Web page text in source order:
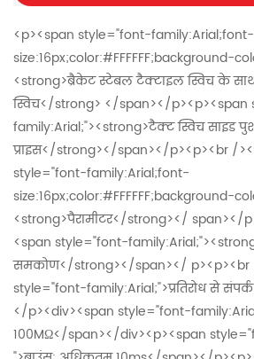
<p><span style="font-family:Arial;font-size:16px;color:#FFFFFF;background-color:#FF6600;"><strong>ब्रैकेट स्टेबल टैक्टाइल स्विच के साथ डबल टाइप टैक्ट स्विच</strong> </span></p><p><span style="font-family:Arial;"><strong>टैक्ट स्विच साइड पुश होलसेल प्राइस</strong></span></p><p><br /></p><p><span style="font-family:Arial;font-size:16px;color:#FFFFFF;background-color:#FF6600;"><strong>पैरामीटर</strong></ span></p><p><br /></p><p><span style="font-family:Arial;"><strong>टैक्ट स्विच समकोण</strong></span></ p><p><br /></p><p><span style="font-family:Arial;">प्रतिरोध से संपर्क करें: ≤100mΩ</span></p><div><span style="font-family:Arial;">इन्सुलेशन प्रतिरोध: 100MΩ</span></div><p><span style="font-family:Arial; ">बाउंस: अधिकतम 10ms</span></p><p><span style="font-family:Arial;">ऑपरेटिंग फोर्स: 160±50 gf</span></p><div><span style="font-family:Arial;">पूरी यात्रा: 0.2±0.1mm</span></div><p><span style="font-family:Arial;">Return Force: 20gf Min</span >> संचालन जीवन: 80,000 चक्र</span></p><p><br /></p><p><span style="font-family:Arial;font-size:16px;color:#FFFFFF;background-color:#FF6600;"><strong>आरेखण</strong></span></p><p><br /></p><p><img src="data : छवि/पीएनजी; बेस 64,iVBORw0KGgoAAAANSUhEUgAAAxcAAAMWCAYAAACDfHuZAAAgAElEQVR4nOzdd3jTVf//8WfSQWlpgVIoG8pQkDJkF6gyVZAhU8pespWhLJnKulW8AUVAKkuRIWWJBQSZUvaeskcLlBYKdO/8/uBLfvauICNt2vJ6XFcums/IeSXQkHfOOZ9jMJlMJkRERERERF6Q0doBREREREQka1BxISIiIiIiFqHiQkRERERELELFhYiIiIiIWISKCxERERERsQgVFyIiIiIiYhEqLkRERERExCJUXIiIiIiIiEWouBAREREREYtQcSEiIiIiIhah4kJERERERCxCxYWIiIiIiFiEigsREREREbEIFRciIiIiImIRKi5ERERERMQiVFyIiIiIiIhFqLgQERERERGLUHEhIiIiIiIWoeJCREREREQsQsWFiIiIiIhYhIoLERERERGxCBUXIiIiIiJiESouRERERETEIlRciIiIiIiIRai4EBERERERi1BxISIiIiIiFqHiQkRERERELELFhYiIiIiIWISKCxERERERsQgVFyIiIiIiYhEqLkRERERExCJUXIiIiIiIiEXYWjuAiIiIiKSN33//nc2bN+Pm5kZgYCCTJk3C1dX1H4+dP38+Z86coWTJkvTv3z+dk0pWoZ4LERERkSzo9u3bdOnShRs3bhAeHs6xY8do0aIFUVFRqY49ceIEH3/8McHBwYwaNYpDhw5ZIbFkBQaTyWSydggRERERsayKFStSr149ZsyYAUBycjIdOnTgwoULHD58OMWx7u7ufPnll3Tt2hU/Pz/69u3LnTt3rBFbMjn1XIiIiIhkUR06dDD/bDQaGTRoEElJSamOi4yMpHXr1gC0atWKu3fvpltGyVpUXIiIiIhkQREREWzfvj3FtpUrVxIdHZ3qWIPB8MT7Ik9LE7pFREREsqANGzbg5eVFaGgonp6e+Pn58ddff7F7925rR5MsTMWFiIiISBZUsmRJnJyc2LZtG3fu3OHQoUM0aNCA/PnzWzuaZGEaFiUiIiKSBY0aNYqyZcty+PBhFi1axPnz5zl8+DATJ060djTJwlRciIiIiGRBq1atYvDgweb5Ey4uLkyZMoWFCxdaOZlkZSouREREJFOJjIykXr161o6R4ZlMJpKTk1NsS0pKMhcbW7Zs4fjx4wAkJCQQEREB8I/rYEhq/v7+TJgwwdoxMhwVFyIiIpKpREdHc/r0aWvHyPDat2/P+PHjiY2NBeDSpUsMGTKE3r17A7B27Vrz5O733nuPgQMHkpycTN++fWnatKnVcmcWN2/e5MaNG9aOkeFoQreIiIhIFjR16lT27NmDq6srdnZ2JCQk8OWXXzJw4EAAcuXKhaurKwCLFy+mTJkyODk54ebmxrlz56wZXTIxrdAtIiIimUpISAilS5dm0KBBXLhwgZ07d3Lr1i127txp7WgZTnJysnldC6PRiKOjo3nfo4+Aj4ZJJSYmEhMTg4ODA3Z2dukfNoP79ttv2bRpE7Vq1aJixYqcPXuWnDlzsmTJEmtHy1BUXIiIiEimcuvWLQoWLJhqu7e3txXSyMti9+7d/O/H5nr16rFt2zYrJcqYNCxKREREMhUbGxvy5s1LcHAwgYGBnDp1Cnt7exo1amTtaJKFLViwAJPJRPXq1SldujQ//fQTBw4csHasDEfFhYiIiGRKRqORYsWKUaxYMWtHkZdAjx49rB0hU9DVokRERERExCJUXIiIiIiIiEWouBAREREREYtQcSEiIiIiIhah4kJERERERCxCxYWIiIiIiFiEigsREREREbEIFRciIiIiImIRKi5ERERERMQiVFyIiIiIiIhFqLgQERERERGLUHEhIiIiIiIWoeJCREREREQsQsWFiIiIiIhYhIoLERERERGxCBUXIi+p5ORkKlasSMGCBVPccubMyfDhw1Mdf/v2bdzd3SlQoAD58uWjbNmyREZGpjpu27ZtTJs2LdX2yMhIihUrRr58+ShatOg/ngswZ84cXFxcKFiwILly5WLSpEkv/mRF5LHu3bvHe++9x+DBg+ncuTMLFix47LEzZsygW7duDB48mHbt2rFt27Z0TJo5ff755xw/fvyJx9y4cYPmzZszevRo4uLi0imZSNpQcSHykjIajezYsYNDhw6Zb/v27cPR0ZF27dqlODYxMREfHx+6du3K4cOHOXLkCNWqVaNJkyZERUWlOPby5cv89ddfKbaZTCa6devGG2+8wdGjR6lbty5dunTBZDKlOO7MmTOMGzeONWvWcOjQIdavX8/06dPZsWNH2rwIIi+55ORkOnXqRGRkJMWLF8fNzY2RI0cSFhaW6tigoCA+++wzChQoQPHixbG3t2fw4MEkJiZaIXnmcPnyZSZNmsSRI0cee0x0dDQtW7bEZDJRqFAh7Ozs0jGhiOXZWjuAiFhP7ty5yZ07t/n+unXr8PDwoGrVqimOu3PnDmXKlGHq1KnY2NgAsHDhQipUqMD333/P0KFDn9jOxYsX2bJlC8HBwWTPnp3vv/+eAgUKcP78eV599VXzcUePHmX27Nk0aNAAgIIFC9K7d29GjhzJvn37LPW0ReT/TJ48mcjISP744w/zh9q4uDg6dOjApk2bUhzbunVrPvzwQz7//HPg4ZcG9erVY9CgQXz33Xfpnj0z+OSTTyhZsiSurq7/uD8pKYlOnTrxyiuv8NNPP2EwGNI5oYjlqbgQEbO5c+fSt2/fVNvz58/P7NmzU2yzsbHB3d2d7NmzAzBr1ixCQ0M5cuQIQUFBjB8/Hnt7ewYNGoSNjQ158uQxH5s9e3bc3NzMhcojHTt2TNV2wYIFcXZ2ttRTFJG/qV+/Pv369UvxbXn37t1p06ZNqmPPnz/PypUrzfcNBgMdO3Zk6dKl6ZI1s9m6dStHjx6lXLlyjz1m0KBB3Lt3j2XLlqmwkCxDw6JEBIArV65w8OBB2rZt+1THL1u2jBMnTlC9enXgYbFhNBoxGAwYDAaMRiPJyckYjc//NhMVFcWsWbOoUaPGcz+GiDxe7dq1cXNzS7EtMDCQ+Pj4VMcmJSURHBycYtv169cfO3/qZZaYmMigQYP4+uuvU32J8sj169dZvHgxq1evJlu2bOmcUCTtqOdCRADw9fWlS5cu5t6Fx1m8eDGTJk3i2rVr7N+/n9dffx2Afv36AfDDDz+wb98+xo8f/1w5li5dyogRI8ibNy/BwcHUqFGDiRMnPtdjicjTu3/ /PleuXGHIkCF89dVXqfZPnDiRbt26sWLFCpydnblw4QKzZ89m7dq1Vkibsc2dOxd3d3datmzJ4sWL//EYk8mEra0t8+bNM28LDAxk4sSJKYarimQ2Ki5EhPj4eBYsWPBUE6dbt27NK6+8wtixY5k0aRIrVqzA1tYybyUXL15k8ODBfPnll1SoUIGYmBiqVq2q4QIi6WDSpEn4+vqSPXt22rdvn2p/7969GTt2LG+++SYuLi7cvn2b8uXL4+3tbYW0Gdfdu3f5/PPP2bZt2xPfu5KSkjCZTCkmz+/fv59+/fppmJRkahoWJSKsXbuWsmXLUqZMmX89NkeOHHh5eeHv78/x48dTTeQsVqwYnp6ez5Wjf//+vPvuu3Tr1o3KlStTu3ZtDRcQSSfTpk0jLCyMcuXK8cEHH6Ta3759e95++23u3r3L1atXuX37Nvfu3WPy5MlWSJtx9ejRAxsbG/r06UPt2rX5888/GTlyJMuWLUtxnK2tLS4uLnzxxRfm286dO9m/f796ayVTU8+FyFPau3cvXl5e1o6RJh43kfvvcyZMJlOKb9KyZctG9erVzeO1IyMjiY+Pp0qVKlSpUoWwsDBsbGzImTOn+fy/+/v9R+0UL1481ZWqsqKQkBAiIiIoWbKktaOIpGBjY8OECRPw8fFJtW/Hjh0cPnzY/D7g4uLChx9+yC+// MLo0aPTO2qq95SMYsaMGVy/ft3coztixAiaNm1qvgre/76v/p2joyMtWrRI38DP4EXn0cnLQf9CRJ5S7dq1SU5OtnYMi/vrr784ffo0LVu2TLXP29ubGzducOvWLV555RXu3r1r3hcSEsLWrVuJiYkBoEGDBpQqVSrF7ZVXXiE0NJRs2bIREhLC1atXAczfembLlo3Tp0/TrFmz9HmyGcSyZcv45ptvrB1DMpARI0ZY5cPynDlz2LNnT4ptERER5vc6f39/83BJk8lk/n1/JDIykoSEhPQJ+zd37txJ8X6UkXh4ePDmm29Su3ZtateuTZ48eShbtiz58uUD4P333+fAgQM4ODhw9+5dDh48aD43OTmZ7du3c+/ePWvFf6zw8HAqVqxo7RiSCajnQuQlN2/ePHr06IG9vX2qfcHBwcTGxlKyZEnee+89GjduzIABA4iOjmbGjBn07t2bXr16AQ/HCj/J5MmTeeeddxg6dCjTp0/n888/p0iRIgQEBHD//n0AHjx4wN69e1MNhapZs2aK9TBEsppp06YxZcqUx15ZKK2UKlWK9957j7Vr11K5cmWioqIYNmwYgwYNAmDnzp24ublRt25d+vXrR58+ffj999+xs7MjKCiIb775xiprXNy5cyfD9lz8mzt37hAVFUW+fPlYsWIFjRs3ZujQoRQqVIiNGzfi4uLCl19+ae2YqcTFxaW6WpjIP1FxIfKMEhISuHTpEn/88QcdO3bM9Ff1qFq1KvXq1fvHfcOGDaNQoUIATJ06laZNm7Jt2zZiYmKoU6eOeTGtpzFo0CACAgLYunUrr732GkOGDAGgdOnSDBgwAICKFSty4MABtm3bluJcFxeXTF1cREZGsnPnTsqVK0exYsWsHUfErFGjRsybN4+GDRuSnJxMUlISDRs2ZPjw4QAULlzYPPRx6tSpVK9enTx58mA0GklKSmLQoEG0bt3amk/B7H+HbmYUHTt2TDHcs0ePHpQvXx6AZs2aMXbsWDZv3oybmxs3b95kyZIlGWaV7oz6mkrGZjBl1tJfJJ390xts1apV9WFR/tW1a9c4dOhQim0tWrTQJTzFzGg0cuLECc6fP8/p06eZPHkyO3fu1Bov/yc5OZmePXtSqFAhKlasSExMDF27dqV58+aEhoZy6NAhEhIS+OWXX6wdNcs4ceIEkyZNwsPDAw8PD+zs7NizZw/h4eHWjpZh+Pr6cuDAAXx9fa0dJUNRz4XIM2jdujURERFcuHCBK1eu0KZNG03KlX/1yy+/cOjQIcqUKUOJEiW4ceMGefPmtXYsyUBMJpP52+xHatasqW+N/8/jvgf99ddfzT8bjUYVFxZ09uxZ4OECq1euXAHIMD0qkrGpuBB5SgaDgV9++UVXypBn1qZNmxT3Z86cyeXLl62URjIig8HAsWPHOH/+PKdOneLo0aPMmjXLPCzxZZecnIydnR0jRoygUqVKxMbG0r17d0wmE1FRUeYPwi/D1ebSS3BwML/++isNGjSgePHihIWF8dprr1k7lmQCKi5ERESszGAwUK5cOSpUqJCqGJWHvRJ/773YtWuX+WcnJycVFWkgf/789O7d29oxJBPSV7AiIiIiImIRKi5ERERERMQiVFyIiIiIiIhFqLgQERERERGLUHEhIiIiIiIWoeJCREREMr1hw4YRFBSUYltgYKB5tXERSR8qLkRERCTT27JlC3fu3EmxLTAwkN27d1spkcjLScWFiIiIiIhYhIoLERERERGxCBUXIiIiIiJiEbbWDiAiIiLyoiIjI1m5ciX79u0zb7t06RIRERFWTCXy8lFxISIiIplefHw8586d4+7du+ZtwcHBxMbGWjGVyMtHxYWIiIhkeq6urowZM4ZKlSqZt+3Zs4dPPvnEiqlEXj6acyEiIiIiIhah4kJERMTKkpOTSU5OtnYMkVRiY2OpXr26tWNIJqLiQkREJAMwmUzWjiCSSkJCAmfPnrV2DMlEVFyIiIhIptetWzc8PDxSbPPw8KBbt25WSiTyctKEbhERkQxg6NCh3L9/nxMnTnDy5EnGjBmDt7e3tWNlSCdPngRg8+bN5m2vvfYa+/fvT3Vs8eLFUxwnT3b27FkGDx5MxYoVqVChAk5OTiQmJlo7lmQiKi5EREQygO+++y7FfX9//3/8sCxw7949AKZNm2blJFnP9evXATh+/DjHjx8HwGAwWDOSZDIqLkRERDKAuLg4YmNj+euvv7hw4QKtW7fGwcHB2rEypF27dvHmm2+qRyINBAYGMn/+fJo2bUqZMmUwmUwULFjQ2rEkE1FxISIikkG4uLhQvXp1XZ1HrKZIkSJMmDDBfF8rnMuz0oRuEbGYhIQE2rZta+0YIiIiYiUqLkTEYuLi4ti4caO1Y4iIiIiVqLgQeUq5cuWydgTJIuzs7HB0dLR2DJFMy8nJydoRROQxNOdCXkhSUhJff/01CQkJAISEhODg4ICLi0uatnv8+HHz1UISExOJiooiZ86cadZegQIF8PHxYerUqWnWRlYQFxdHfHw8kydPtnaUDO3evXtUqVLF2jFEMq3XX3+dDh066L0mDUVFRREWFkbJkiW1wKM8ExUX8kISExNJSEggOjoagG+++YacOXMyYMCANG03JibG3Obly5cJDg6mVq1aadZeREQEP/30E6NGjdIl+Z4gPj4ewPx3I//s+PHjBAUF4ePjY+0oIplSSEgI69ato3jx4taOkmVFRUURHR3N9u3biYmJITg42NqRJJMwmFSOigUZDAZy5cpl7lVID127duXHH38kOTk5TT/4G41GEhMTMRo1mvBx4uPj6dChA35+ftaOkqHNnDmTy5cvM3PmTGtHkQzCYDAQFxeHvb29taNkCiEhIXh6ehISEmLtKFleREQEbm5uFCtWjLt373L37l1rR8owfH19OXDgAL6+vtaOkqHoU5JYTHJyMkC6r+R58eJFAG7evJmu7UpqycnJHD582NoxRETEguzt7SlXrpxW6panouJCLCYoKAiAyMjIdB0Ws3fv3hR/ivUYjUZee+01a8cQEREL6969O0WLFrV2DMkEVFyIxeTMmRNPT0/s7Oyws7NLt3bbtWtHtmzZcHd3T7c25Z8lJydz6dIla8cQERELq1y5MlevXrV2DMkENKFbLCZnzpy8/fbbdO3aNV2Li06dOhEZGYm3t3e6tSn/LDEx0dyDJSIiWUe2bNlwcHCwdgzJBNRzISIiIiIiFqHiQkRERERELELFhYiIiIiIWISKCxGxGFtbW0qVKmXtGCIiImIlKi5ExGKMRiOurq7WjiEikildvXoVb29vHBwcyJ49O87Ozk+8OTo64uDgQOXKlTl58qS144sAulqUiFhQcnKyFjMUEXkO0dHRvP322/Tq1Ytff/0VGxsbDAbDv56XnJzM6tWreeedd7h69Wq6Xq1R5J+ouBARizEajZQsWdLaMUREMp158+ZRrlw5hg0b9szndu/enblz57J9+3beeuutNEgn8vQ0LEpELCY+Pp6dO3daO4aISKazf/9+HB0dn/v8SpUq8d///teCiUSej4oLkXR269YtBg4cSP78+cmdOzeurq54eHgwc+ZMYmJirB1PgEuXLvHxxx9TuHBhXF1dcXV1pVSpUkybNo379+9bO56IZEGlS5d+oZ7fKlWqUKRIEQsmEnk+Ki5E0snNmzdp1aoVHh4eLFiwgPz589OyZUveeustEhISGDt2LPny5WPEiBEkJCRYO+5L6d69e3Ts2JEKFSowf/ 58smfPTpMmTWjevDlGo5Fx48ZRqFAhJk6cSHJysrXjikgWYjAYMBpf7GPZ08zREElrmnMhkg7u3r1L9erVuXv3Lj4+PowcOZJXX33VvN9kMrFjxw7Gjh3LrFmzOHPmDGvXrsXGxsaKqV8u586dw9vbmwcPHtCqVSuGDBlCtWrVUvxnfezYMcaNG8fEiRPx9/dn27ZtLzSMQUQks4iIiCA2NtbaMSQTUM+FSBozmUw0a9aMsLAwduzYwcKFC1MUFvDw26Z69eqxe/duJk6cyB9//IGPj0+m+3bc3t6eFi1aWDvGM4uJieHdd98lOjqaI0eOsGzZMqpXr57qW8BKlSrx66+/snr1ao4dO0aXLl2slFhEJH3t2rWL+vXrWzuGZAIqLkTS2JQpUzh48CBr166lRo0a/3r80KFDGTx4MJs2beKHH35Ih4SWk5SUlCkndE+dOpXQ0FCmT59OuXLl/vX4pk2b8sUXX/Dbb78REBCQDglFRKzHZDLx008/0a5dO2tHkUxAxYVIGrp+/TqTJk2iS5cuz3R5wEmTJlGkSBHGjx+fhuksz8bGhho1ahAXF5dpJj7Hx8fz3//+l2rVqtGrV6+nPq9///44OjoycuTINEwnImJ9CQkJhISE0LZtW2tHkUxAcy5E0tDu3btxcnKiY8eOz3SejY0N48aNo1OnTty+fRt3d/c0Svh8AgMD2bhxI0FBQYSEhJhvwcHBXL58GWdnZ+zt7cmbNy9eXl7UqlULLy8vKlSokOEWeDp9 +jQJCQlMmDDhmSZD2tnZ0b9/f6ZNm0ZgYKCu0iIimd7atWtZu3Yte/fuxdnZmYiICEwmE/Hx8axevRp7e3trR5RMQMWFSBo6e/YsERERVKpU6ZNm0ZgYKCu0iImd7atWtZu3trR5RMQMWFSBo6e/YsERERVKpU6ZNm0SL58+ciXLx+Ojo54e3sTFRUFwPnz59mzZw979+5l7ty5XLt2jSpVquDl5UWrVq2oVq2alZ8VHDx4kISEBGrXrv3M5/r4+PDNN9+wYcMG+vTpkwbpRF5uCQkJhIeHEx4ezoMHD8x/BgYGEh8fb+14WUZcXBx16tTh0KFDjB07lqZNm5InTx4ePHiAvb